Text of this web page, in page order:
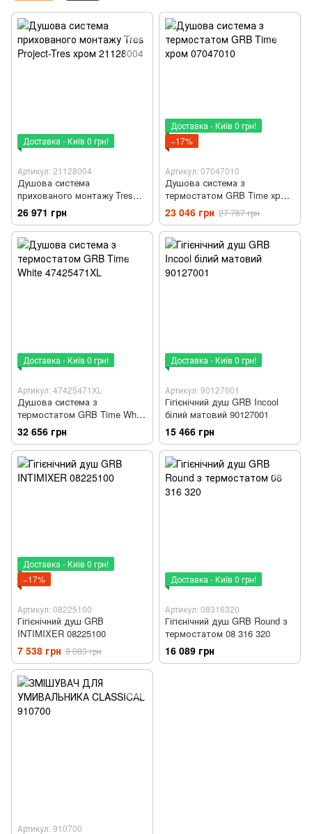
Доставка - Київ 0 грн!
Артикул: 21128004
Душова система
прихованого монтажу Tres
Project-Tres хром 21128004
26 971 грн
Доставка - Київ 0 грн!
−17%
Артикул: 07047010
Душова система з
термостатом GRB Time хром
07047010
23 046 грн 27 767 грн
Доставка - Київ 0 грн!
Артикул: 47425471XL
Душова система з
термостатом GRB Time White
47425471XL
32 656 грн
Доставка - Київ 0 грн!
Артикул: 90127001
Гігієнічний душ GRB Incool
білий матовий 90127001
15 466 грн
Доставка - Київ 0 грн!
−17%
Артикул: 08225100
Гігієнічний душ GRB
INTIMIXER 08225100
7 538 грн 9 083 грн
Доставка - Київ 0 грн!
Артикул: 08316320
Гігієнічний душ GRB Round з
термостатом 08 316 320
16 089 грн
Артикул: 910700